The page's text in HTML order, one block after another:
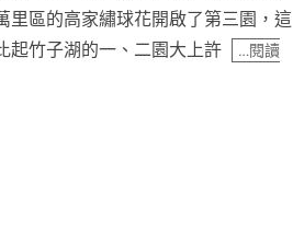
里區的高家繡球花開啟了第三園，這
起竹子湖的一、二園大上許
…閱讀